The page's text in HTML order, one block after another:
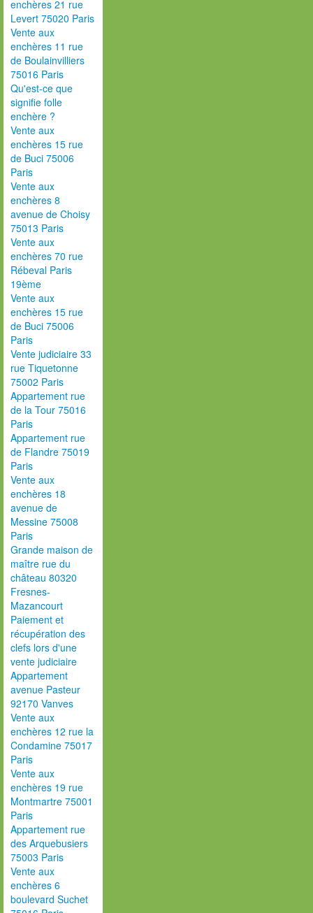
enchères 21 rue
Levert 75020 Paris
Vente aux
enchères 11 rue
de Boulainvilliers
75016 Paris
Qu'est-ce que
signifie folle
enchère ?
Vente aux
enchères 15 rue
de Buci 75006
Paris
Vente aux
enchères 8
avenue de Choisy
75013 Paris
Vente aux
enchères 70 rue
Rébeval Paris
19ème
Vente aux
enchères 15 rue
de Buci 75006
Paris
Vente judiciaire 33
rue Tiquetonne
75002 Paris
Appartement rue
de la Tour 75016
Paris
Appartement rue
de Flandre 75019
Paris
Vente aux
enchères 18
avenue de
Messine 75008
Paris
Grande maison de
maître rue du
château 80320
Fresnes-
Mazancourt
Paiement et
récupération des
clefs lors d'une
vente judiciaire
Appartement
avenue Pasteur
92170 Vanves
Vente aux
enchères 12 rue la
Condamine 75017
Paris
Vente aux
enchères 19 rue
Montmartre 75001
Paris
Appartement rue
des Arquebusiers
75003 Paris
Vente aux
enchères 6
boulevard Suchet